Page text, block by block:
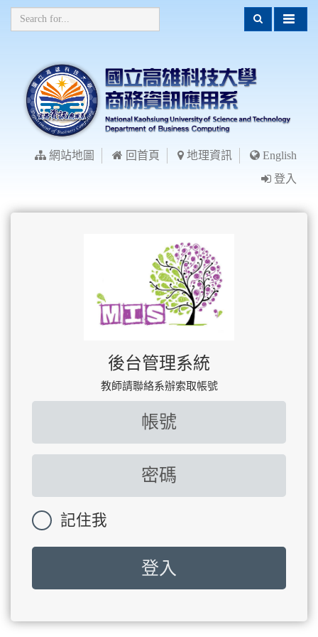
網站地圖 回首頁 地理資訊
English
登入
後台管理系統
教師請聯絡系辦索取帳號
記住我